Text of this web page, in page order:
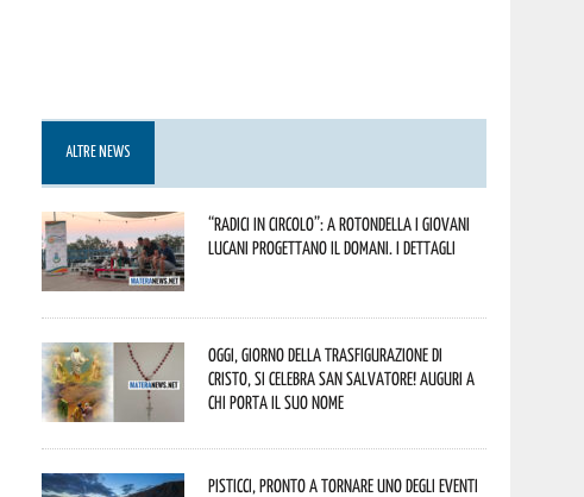
ALTRE NEWS
“Radici in Circolo”: a Rotondella i giovani
lucani progettano il domani. I dettagli
Oggi, giorno della Trasfigurazione di
Cristo, si celebra San Salvatore! Auguri a
chi porta il suo nome
Pisticci, pronto a tornare uno degli eventi